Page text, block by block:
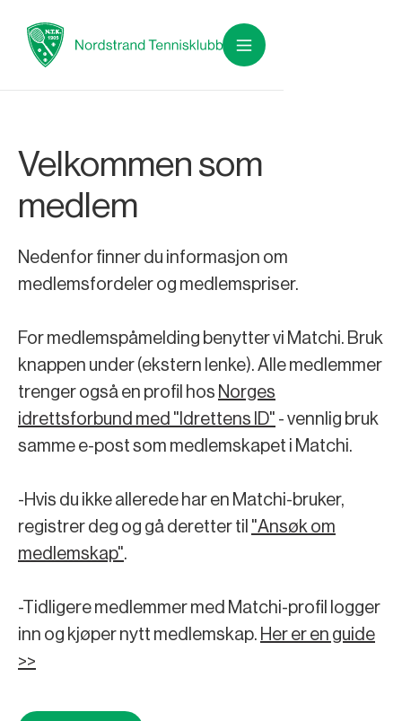
Velkommen som
medlem
Nedenfor finner du informasjon om
medlemsfordeler og medlemspriser.
For medlemspåmelding benytter vi Matchi. Bruk
knappen under (ekstern lenke). Alle medlemmer
trenger også en profil hos Norges
idrettsforbund med "Idrettens ID" - vennlig bruk
samme e-post som medlemskapet i Matchi.
-Hvis du ikke allerede har en Matchi-bruker,
registrer deg og gå deretter til "Ansøk om
medlemskap".
-Tidligere medlemmer med Matchi-profil logger
inn og kjøper nytt medlemskap. Her er en guide
>>